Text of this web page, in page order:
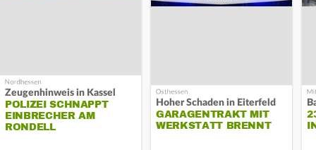
Zeugenhinweis in Kassel
POLIZEI SCHNAPPT
EINBRECHER AM
RONDELL
Hoher Schaden in Eiterfeld
GARAGENTRAKT MIT
WERKSTATT BRENNT